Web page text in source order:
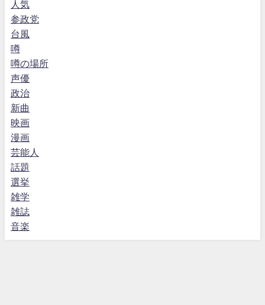
人気
参政党
台風
噂
噂の場所
声優
政治
新曲
映画
漫画
芸能人
話題
選挙
雑学
雑誌
音楽